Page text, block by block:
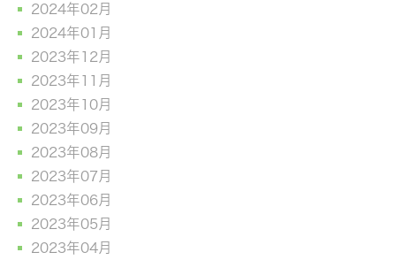
2024年02月
2024年01月
2023年12月
2023年11月
2023年10月
2023年09月
2023年08月
2023年07月
2023年06月
2023年05月
2023年04月